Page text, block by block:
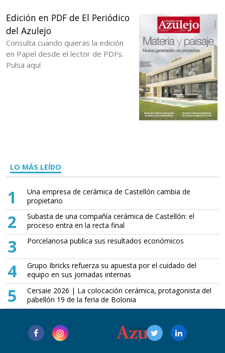
Edición en PDF de El Periódico
del Azulejo
Consulta cuando quieras la edición
en Papel desde el lector de PDFs.
Pulsa aquí
LO MÁS LEÍDO
1
Una empresa de cerámica de Castellón cambia de
propietario
2
Subasta de una compañía cerámica de Castellón: el
proceso entra en la recta final
3 Porcelanosa publica sus resultados económicos
4
Grupo Ibricks refuerza su apuesta por el cuidado del
equipo en sus jornadas internas
5
Cersaie 2026 | La colocación cerámica, protagonista del
pabellón 19 de la feria de Bolonia